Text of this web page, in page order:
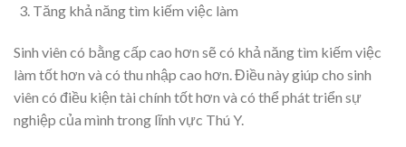
Tăng khả năng tìm kiếm việc làm
Sinh viên có bằng cấp cao hơn sẽ có khả năng tìm kiếm việc
làm tốt hơn và có thu nhập cao hơn. Điều này giúp cho sinh
viên có điều kiện tài chính tốt hơn và có thể phát triển sự
nghiệp của mình trong lĩnh vực Thú Y.